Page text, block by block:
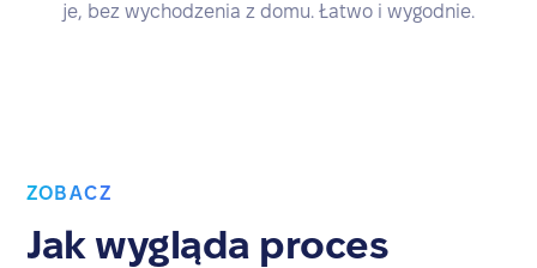
je, bez wychodzenia z domu. Łatwo i wygodnie.
ZOBACZ
Jak wygląda proces